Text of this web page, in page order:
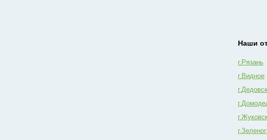
Наши
г.Рязань
г.Видное
г.Дедовск